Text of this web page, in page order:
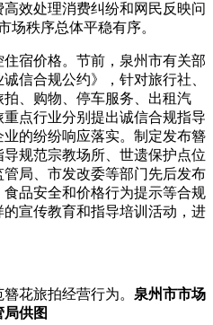
效处理消费纠纷和网民反映问
场秩序总体平稳有序。
宿价格。节前，泉州市有关部
信合规公约》，针对旅行社、
、购物、停车服务、出租汽
点行业分别提出诚信合规指导
的纷纷响应落实。制定发布簪
规范宗教场所、世遗保护点位
局、市发改委等部门先后发布
品安全和价格行为提示等合规
宣传教育和指导培训活动，进
花旅拍经营行为。 泉州市市场
局供图